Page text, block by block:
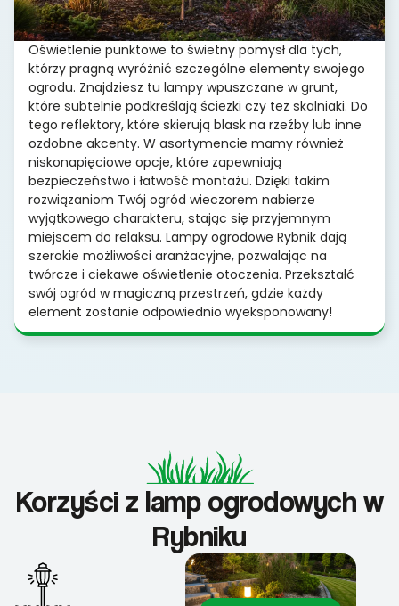
Oświetlenie punktowe to świetny pomysł dla tych,
którzy pragną wyróżnić szczególne elementy swojego
ogrodu. Znajdziesz tu lampy wpuszczane w grunt,
które subtelnie podkreślają ścieżki czy też skalniaki. Do
tego reflektory, które skierują blask na rzeźby lub inne
ozdobne akcenty. W asortymencie mamy również
niskonapięciowe opcje, które zapewniają
bezpieczeństwo i łatwość montażu. Dzięki takim
rozwiązaniom Twój ogród wieczorem nabierze
wyjątkowego charakteru, stając się przyjemnym
miejscem do relaksu. Lampy ogrodowe Rybnik dają
szerokie możliwości aranżacyjne, pozwalając na
twórcze i ciekawe oświetlenie otoczenia. Przekształć
swój ogród w magiczną przestrzeń, gdzie każdy
element zostanie odpowiednio wyeksponowany!
Korzyści z lamp ogrodowych w
Rybniku